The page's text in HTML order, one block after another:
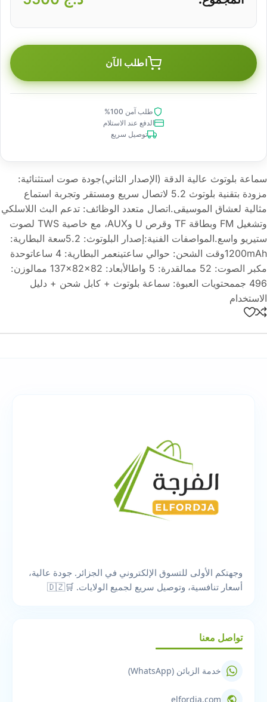
اطلب الآن
طلب آمن 100%
الدفع عند الاستلام
توصيل سريع
سماعة بلوتوث عالية الدقة (الإصدار الثاني)جودة صوت استثنائية:
مزودة بتقنية بلوتوث 5.2 لاتصال سريع ومستقر وتجربة استماع
مثالية لعشاق الموسيقى.اتصال متعدد الوظائف: تدعم البث اللاسلكي
وتشغيل FM وبطاقة TF وقرص U وAUX، مع خاصية TWS لصوت
ستيريو واسع.المواصفات الفنية:إصدار البلوتوث: 5.2سعة البطارية:
1200mAhوقت الشحن: حوالي ساعتينعمر البطارية: 4 ساعاتوحدة
مكبر الصوت: 52 ممالقدرة: 5 واطالأبعاد: ‎137×82×82 ممالوزن:
496 جممحتويات العبوة: سماعة بلوتوث + كابل شحن + دليل
الاستخدام
وجهتكم الأولى للتسوق الإلكتروني في الجزائر. جودة عالية،
أسعار تنافسية، وتوصيل سريع لجميع الولايات. 🛒🇩🇿
تواصل معنا
خدمة الزبائن (WhatsApp)
elfordja.com